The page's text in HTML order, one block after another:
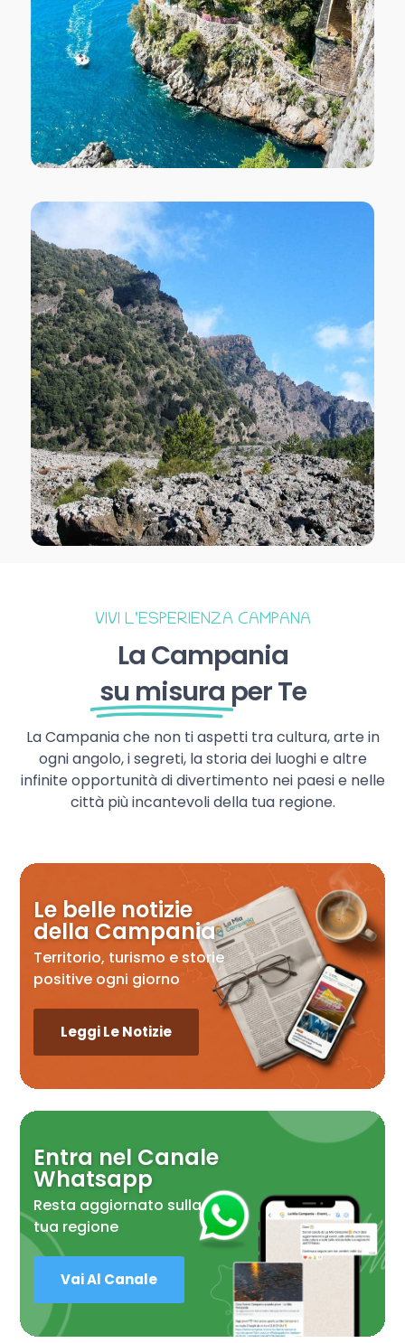
VIVI L’ESPERIENZA CAMPANA
La Campania
su misura per Te
La Campania che non ti aspetti tra cultura, arte in
ogni angolo, i segreti, la storia dei luoghi e altre
infinite opportunità di divertimento nei paesi e nelle
città più incantevoli della tua regione.
Le belle notizie
della Campania
Territorio, turismo e storie
positive ogni giorno
Leggi Le Notizie
Entra nel Canale
Whatsapp
Resta aggiornato sulla
tua regione
Vai Al Canale